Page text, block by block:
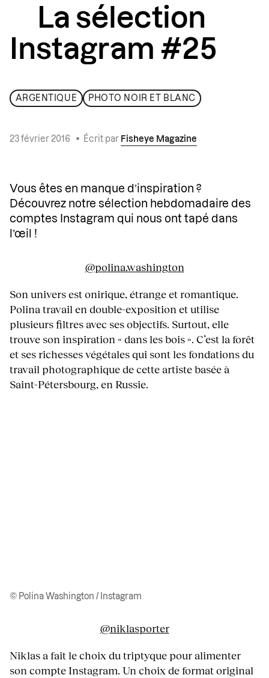
La sélection
Instagram #25
ARGENTIQUE PHOTO NOIR ET BLANC
23 février 2016 • Écrit par Fisheye Magazine
Vous êtes en manque d’inspiration ?
Découvrez notre sélection hebdomadaire des
comptes Instagram qui nous ont tapé dans
l’œil !
@polina.washington
Son univers est onirique, étrange et romantique.
Polina travail en double-exposition et utilise
plusieurs filtres avec ses objectifs. Surtout, elle
trouve son inspiration « dans les bois ». C’est la forêt
et ses richesses végétales qui sont les fondations du
travail photographique de cette artiste basée à
Saint-Pétersbourg, en Russie.
© Polina Washington / Instagram
@niklasporter
Niklas a fait le choix du triptyque pour alimenter
son compte Instagram. Un choix de format original